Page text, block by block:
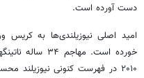
دست آورده است.
امید اصلی نیوزیلندی‌ها به کریس
خورده است.